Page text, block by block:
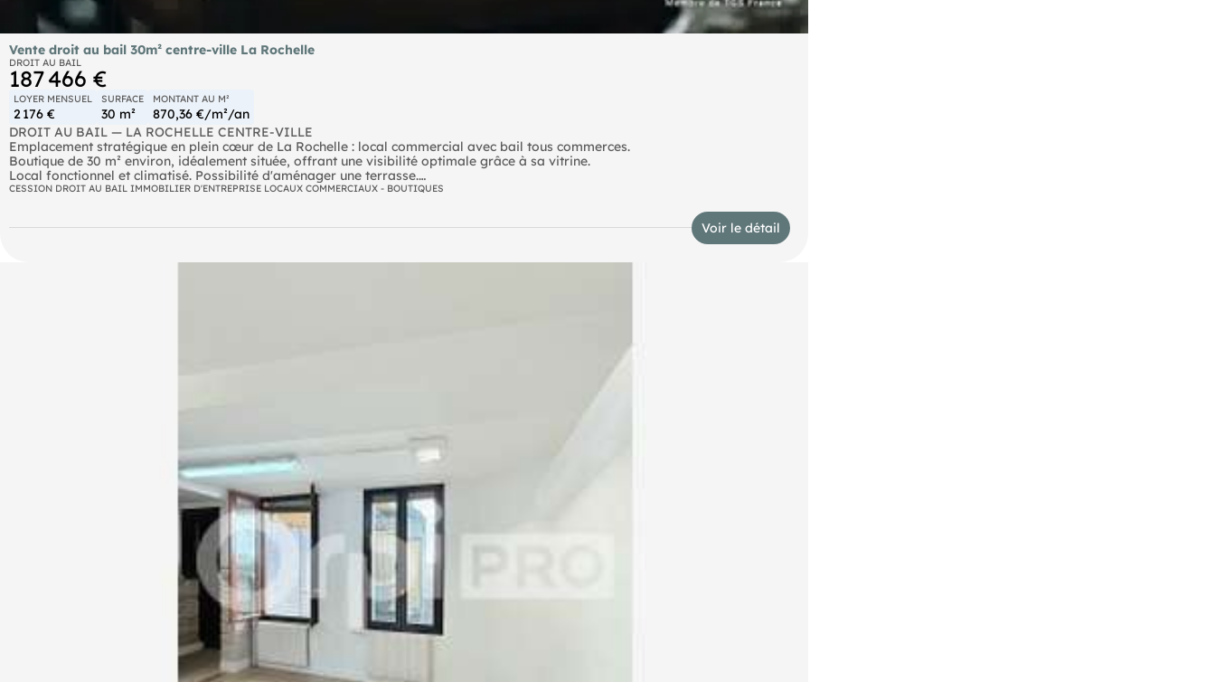
Vente droit au bail 30m² centre-ville La Rochelle
DROIT AU BAIL
187 466 €
LOYER MENSUEL
2 176 €
SURFACE
30 m²
MONTANT AU M²
870,36 €/m²/an
DROIT AU BAIL — LA ROCHELLE CENTRE-VILLE
Emplacement stratégique en plein cœur de La Rochelle : local commercial avec bail tous commerces.
Boutique de 30 m² environ, idéalement située, offrant une visibilité optimale grâce à sa vitrine.
Local fonctionnel et climatisé. Possibilité d'aménager une terrasse.
Loyer mensuel de 2 200 €.
CESSION DROIT AU BAIL IMMOBILIER D'ENTREPRISE LOCAUX COMMERCIAUX - BOUTIQUES
Voir le détail